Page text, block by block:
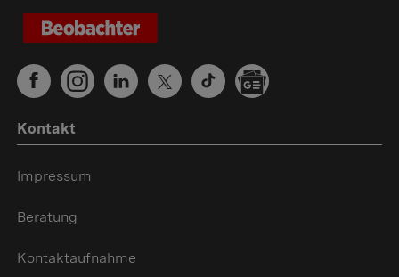
Kontakt
Impressum
Beratung
Kontaktaufnahme